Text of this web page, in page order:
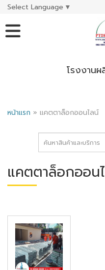
Select Language ▼
โรงงาน
หน้าแรก » แคตตาล็อกออนไลน์
แคตตาล็อกออน